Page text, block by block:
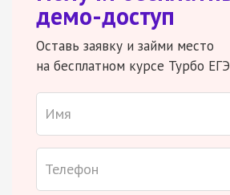
демо-доступ
Оставь заявку и займи место
на бесплатном курсе Турбо ЕГЭ